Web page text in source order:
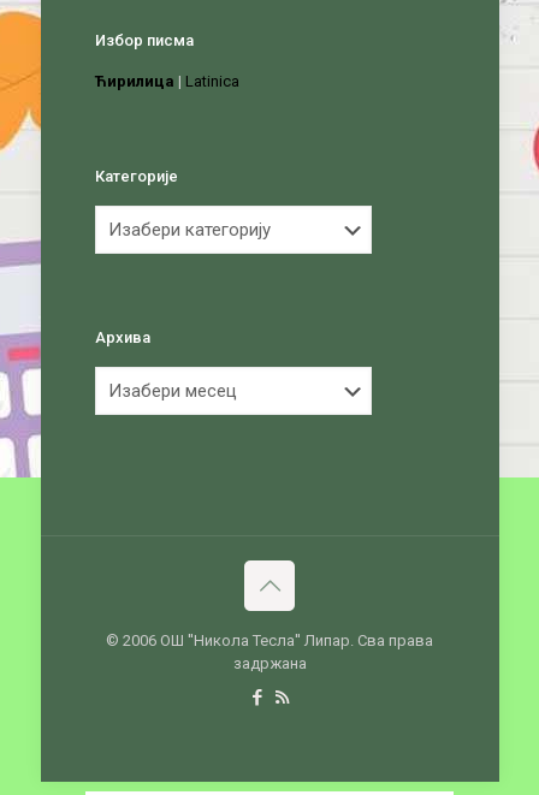
Избор писма
Ћирилица | Latinica
Категорије
Архива
© 2006 ОШ ''Никола Тесла'' Липар. Сва права
задржана